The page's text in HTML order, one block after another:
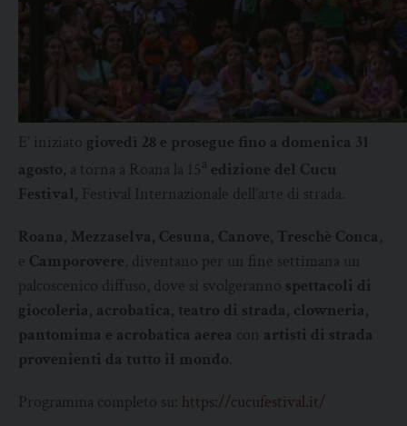
E’ iniziato giovedì 28 e prosegue fino a domenica 31
agosto, a torna a Roana la 15 a edizione del Cucu
Festival, Festival Internazionale dell’arte di strada.
Roana, Mezzaselva, Cesuna, Canove, Treschè Conca,
e Camporovere, diventano per un fine settimana un
palcoscenico diffuso, dove si svolgeranno spettacoli di
giocoleria, acrobatica, teatro di strada, clowneria,
pantomima e acrobatica aerea con artisti di strada
provenienti da tutto il mondo
Programma completo su: https://cucufestival.it/